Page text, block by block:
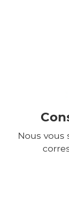
Nous vous